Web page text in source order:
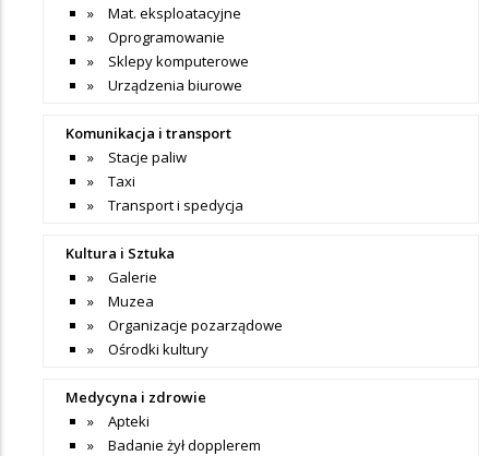
Mat. eksploatacyjne
Oprogramowanie
Sklepy komputerowe
Urządzenia biurowe
Komunikacja i transport
Stacje paliw
Taxi
Transport i spedycja
Kultura i Sztuka
Galerie
Muzea
Organizacje pozarządowe
Ośrodki kultury
Medycyna i zdrowie
Apteki
Badanie żył dopplerem